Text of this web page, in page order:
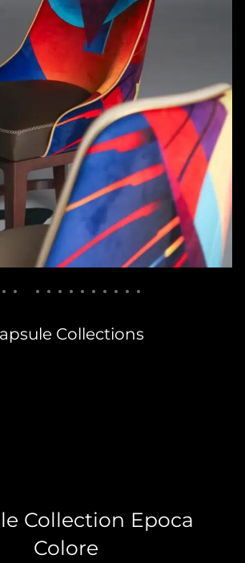
Collections
Collection Epoca
Colore